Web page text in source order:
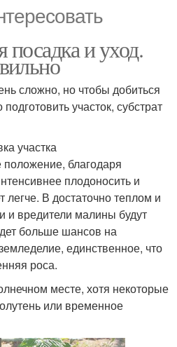
посадка и уход.
сложно, но чтобы добиться
участок, субстрат
участка
благодаря
плодоносить и
легче. В достаточно теплом и
и вредители малины будут
больше шансов на
единственное, что
роса.
месте, хотя некоторые
или временное